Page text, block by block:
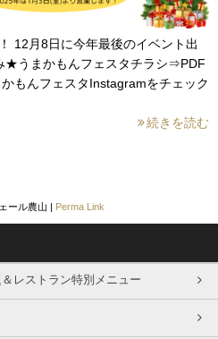
12月8日に今年最後のイベント出
★うまかもんフェスタチラシ⇒PDF
もんフェスタInstagramをチェック
続きを読む
ール農山 | Perma Link
レストラン特別メニュー